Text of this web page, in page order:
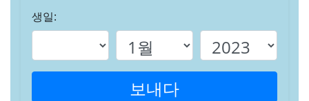
생일:
보내다